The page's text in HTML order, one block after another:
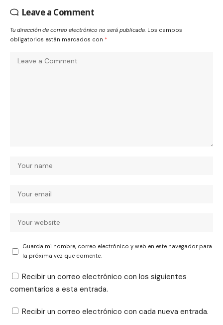
Leave a Comment
Tu dirección de correo electrónico no será publicada. Los campos
obligatorios están marcados con *
Guarda mi nombre, correo electrónico y web en este navegador para
la próxima vez que comente.
Recibir un correo electrónico con los siguientes
comentarios a esta entrada.
Recibir un correo electrónico con cada nueva entrada.